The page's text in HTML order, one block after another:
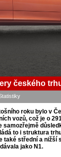
českého
roku bylo v
vozů, což je o
samozřejmě
to i struktura
také střední a nižší
jako N1.